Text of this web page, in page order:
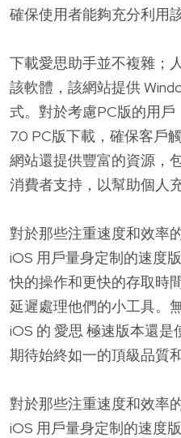
確保使用者能夠充分利用該
下載愛思助手並不複雜；
該軟體，該網站提供
式。對於考慮PC版的用
7.0 PC版下載，確保客戶
網站還提供豐富的資源，
消費者支持，以幫助個人
對於那些注重速度和效率
iOS 用戶量身定制的速度
快的操作和更快的存取時
延遲處理他們的小工具。
iOS 的 愛思 極速版本還
期待始終如一的頂級品質
對於那些注重速度和效率
iOS 用戶量身定制的速度